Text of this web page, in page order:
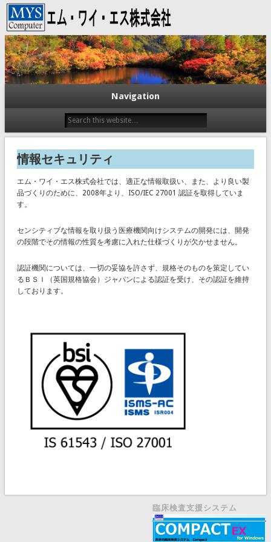
エム・ワイ・エス株式会社
Navigation
情報セキュリティ
エム・ワイ・エス株式会社では、適正な情報取扱い、また、より良い製
品づくりのために、2008年より、ISO/IEC 27001 認証を取得していま
す。
センシティブな情報を取り扱う医療機関向けシステムの開発には、開発
の段階でその情報の性質を考慮に入れた仕様づくりが欠かせません。
認証機関については、一切の妥協を許さず、規格そのものを策定してい
るＢＳＩ（英国規格協会）ジャパンによる認証を受け、その認証を維持
しております。
臨床検査支援システム